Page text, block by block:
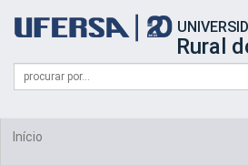
portal
UFERSA
Rural
Formulário
Busca
Campo
de
Início